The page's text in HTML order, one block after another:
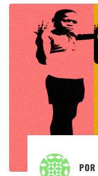
POR